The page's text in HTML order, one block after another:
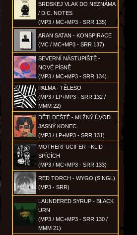
BRDSKEJ VLAK DO NEZNÁMA
/ D.C. NOTES
(MP3 / MC+MP3 - SRR 135)
ARAN SATAN - KONSPIRACE
(MC / MC+MP3 - SRR 137)
SEVERNÍ NÁSTUPIŠTĚ -
NOVÉ PÍSNĚ
(MP3 / MC+MP3 - SRR 134)
PALMA - TĚLESO
(MP3 / LP+MP3 - SRR 132 /
MMM 22)
DĚTI DEŠTĚ - MLŽNÝ ÚVOD
JASNÝ KONEC
(MP3 / LP+MP3 - SRR 131)
MOTHERFUCIFER - KLID
SPÍCÍCH
(MP3 / MC+MP3 - SRR 133)
RED TORCH - WYGO (SINGL)
(MP3 - SRR)
LAUNDERED SYRUP - BLACK
URN
(MP3 / MC+MP3 - SRR 130 /
MMM 21)